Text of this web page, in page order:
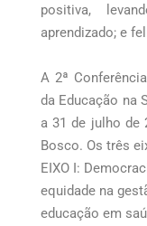
positiva,
aprendizado; e
A 2ª
da Educação na
a 31 de julho de
Bosco. Os três
EIXO I:
equidade na
educação em